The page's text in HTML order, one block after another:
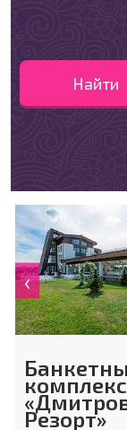
Найти
‹
комплекс
Резорт»